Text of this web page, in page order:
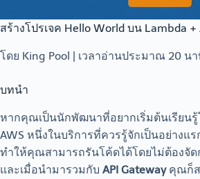
สร้างโปรเจค Hello World บน Lambda +
โดย King Pool | เวลาอ่านประมาณ 20 น
บทนำ
หากคุณเป็นนักพัฒนาที่อยากเริ่มต้นเรียนรู้
AWS หนึ่งในบริการที่ควรรู้จักเป็นอย่างแ
ทำให้คุณสามารถรันโค้ดได้โดยไม่ต้องจัดก
และเมื่อนำมารวมกับ API Gatewayคุณก็ส